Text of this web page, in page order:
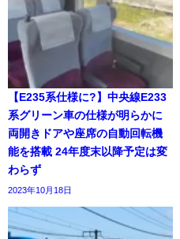
【E235系仕様に?】中央線E233
系グリーン車の仕様が明らかに
両開きドアや座席の自動回転機
能を搭載 24年度末以降予定は変
わらず
2023年10月18日